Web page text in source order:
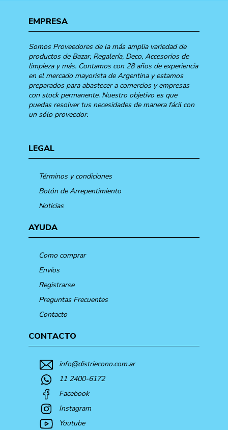
EMPRESA
Somos Proveedores de la más amplia variedad de
productos de Bazar, Regalería, Deco, Accesorios de
limpieza y más. Contamos con 28 años de experiencia
en el mercado mayorista de Argentina y estamos
preparados para abastecer a comercios y empresas
con stock permanente. Nuestro objetivo es que
puedas resolver tus necesidades de manera fácil con
un sólo proveedor.
LEGAL
Términos y condiciones
Botón de Arrepentimiento
Noticias
AYUDA
Como comprar
Envíos
Registrarse
Preguntas Frecuentes
Contacto
CONTACTO
info@distriecono.com.ar
11 2400-6172
Facebook
Instagram
Youtube